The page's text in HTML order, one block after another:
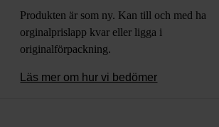
Produkten är som ny. Kan till och med ha
orginalprislapp kvar eller ligga i
originalförpackning.
Läs mer om hur vi bedömer